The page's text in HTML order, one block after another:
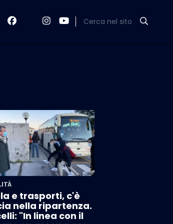
Cerca nel sito
e trasporti, c'è
nella ripartenza.
"In linea con il